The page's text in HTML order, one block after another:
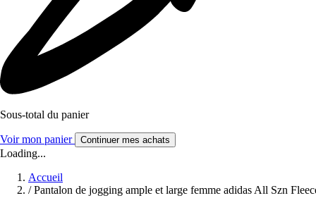
Sous-total du panier
Voir mon panier Continuer mes achats
Loading...
Accueil
/ Pantalon de jogging ample et large femme adidas All Szn